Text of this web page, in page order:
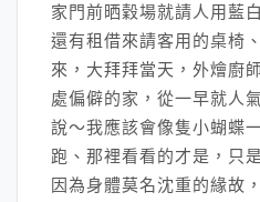
家門前晒穀場就請人用藍
還有租借來請客用的桌椅
來，大拜拜當天，外燴廚
處偏僻的家，從一早就人
說～我應該會像隻小蝴蝶
跑、那裡看看的才是，只
因為身體莫名沈重的緣故